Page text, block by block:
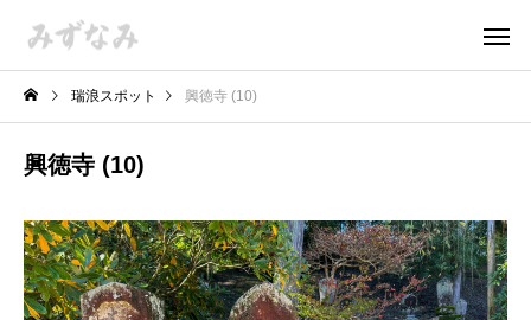
瑞浪スポット 興徳寺 (10)
興徳寺 (10)